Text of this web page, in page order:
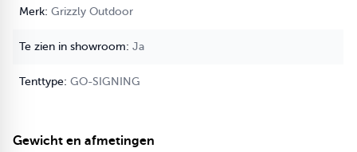
op eigen risico of het passend is, en kunnen we deze niet meer
Grizzly Outdoor
Ja
GO-SIGNING
Gewicht en afmetingen